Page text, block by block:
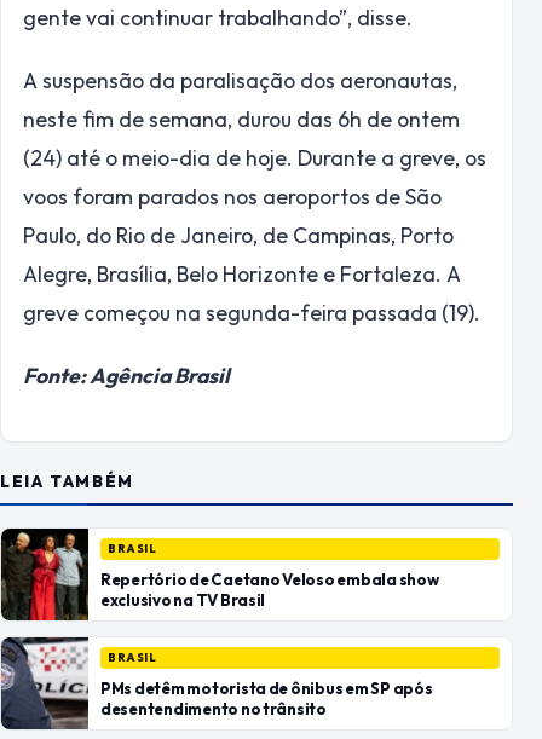
gente vai continuar trabalhando”, disse.
A suspensão da paralisação dos aeronautas,
neste fim de semana, durou das 6h de ontem
(24) até o meio-dia de hoje. Durante a greve, os
voos foram parados nos aeroportos de São
Paulo, do Rio de Janeiro, de Campinas, Porto
Alegre, Brasília, Belo Horizonte e Fortaleza. A
greve começou na segunda-feira passada (19).
Fonte: Agência Brasil
LEIA TAMBÉM
BRASIL
Repertório de Caetano Veloso embala show
exclusivo na TV Brasil
BRASIL
PMs detêm motorista de ônibus em SP após
desentendimento no trânsito